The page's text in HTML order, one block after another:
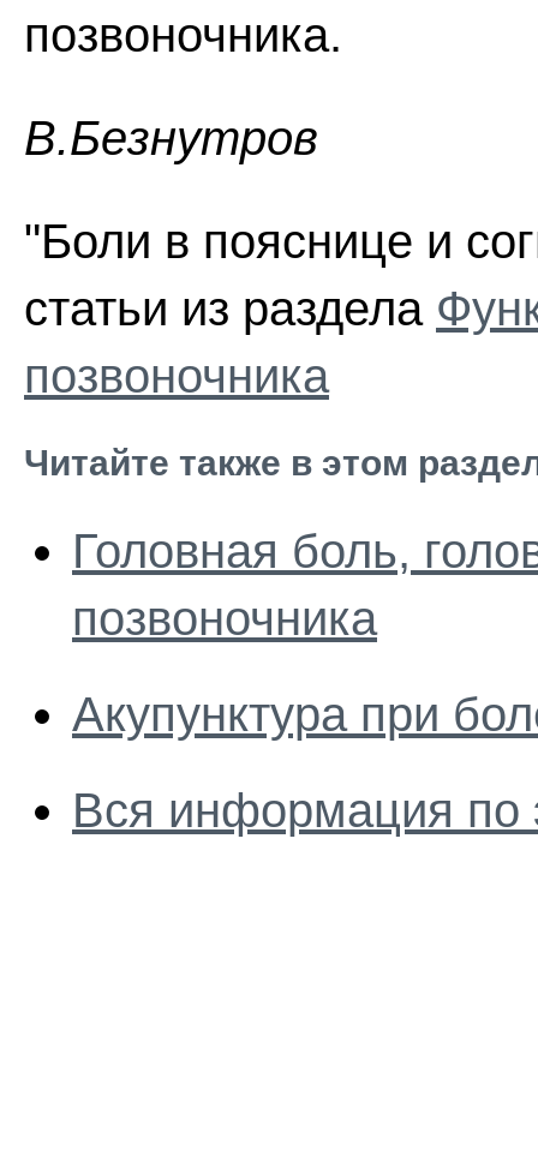
позвоночника.
В.Безнутров
"Боли в пояснице и
статьи из раздела
позвоночника
Читайте также в этом
Головная боль,
позвоночника
Акупунктура при
Вся информация по